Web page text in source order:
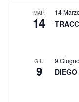
MAR
14
14
GIU
9
9